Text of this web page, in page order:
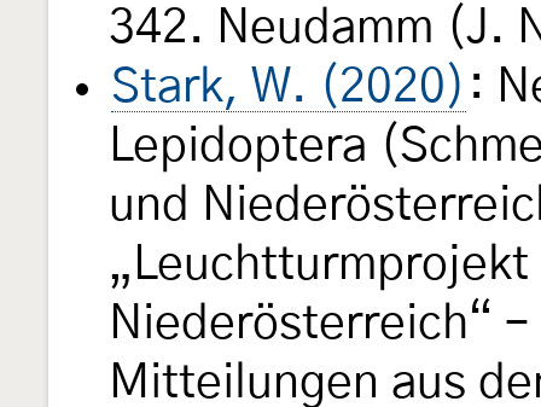
342. Neudamm (J.
Stark, W. (2020) :
Lepidoptera
und
Niederösterreich“
Mitteilungen aus